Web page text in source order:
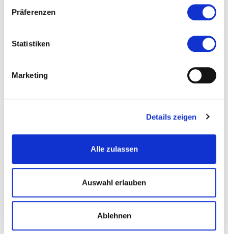
Präferenzen
Statistiken
Marketing
Details zeigen
Alle zulassen
Auswahl erlauben
Ablehnen
© Lea Fleur Sorgler
Starke Nerven und gesünder
Schlafen mit Kräutern